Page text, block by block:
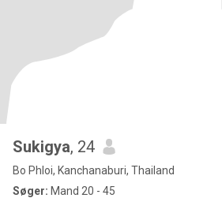
Sukigya, 24
Bo Phloi, Kanchanaburi, Thailand
Søger: Mand 20 - 45